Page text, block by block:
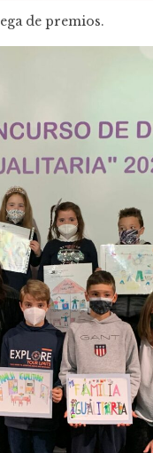
de premios.